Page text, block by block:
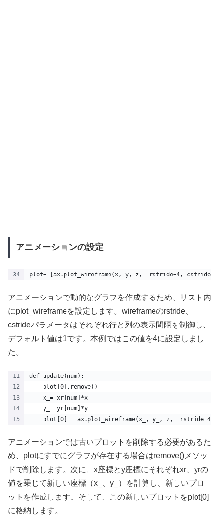
アニメーションの設定
plot= [ax.plot_wireframe(x, y, z,  rstride=4,
アニメーションで動的なグラフを作成するため、リスト内
にplot_wireframeを設定します。wireframeのrstride、
cstrideパラメータはそれぞれ行と列の表示間隔を制御し、
デフォルト値は1です。本例ではこの値を4に設定しまし
た。
def update(num):
    plot[0].remove()
    x_= xr[num]*x
    y_ =yr[num]*y
plot[0] = ax.plot_wireframe(x_, y_, z,  rstride=4,
アニメーションでは古いプロットを削除する必要があるた
め、plotにすでにグラフが存在する場合はremove()メソッ
ドで削除します。次に、x座標とy座標にそれぞれxr、yrの
値を乗じて新しい座標（x_、y_）を計算し、新しいプロ
ットを作成します。そして、この新しいプロットをplot[0]
に格納します。